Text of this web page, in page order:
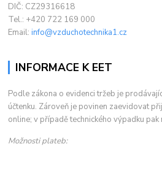
DIČ: CZ29316618
Tel.: +420 722 169 000
Email:info@vzduchotechnika1.cz
INFORMACE K EET
Podle zákona o evidenci tržeb je
účtenku. Zároveň je povinen zaevidovat
online; v případě technického výpadku
Možnosti plateb: